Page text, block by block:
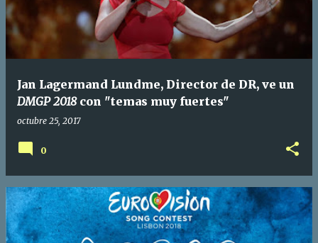
Jan Lagermand Lundme, Director de DR, ve un
DMGP 2018con "temas muy fuertes"
octubre 25, 2017
0